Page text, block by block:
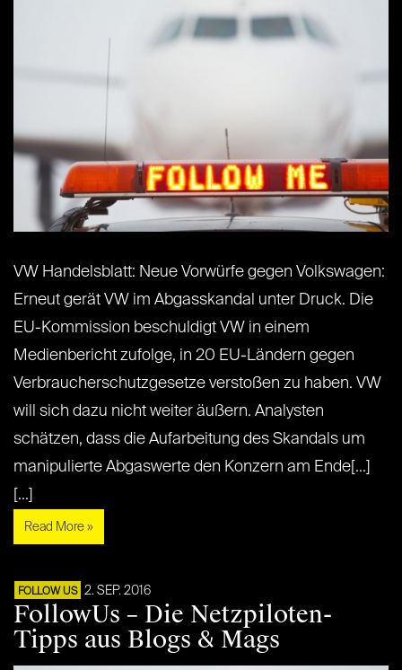
VW Handelsblatt: Neue Vorwürfe gegen Volkswagen:
Erneut gerät VW im Abgasskandal unter Druck. Die
EU-Kommission beschuldigt VW in einem
Medienbericht zufolge, in 20 EU-Ländern gegen
Verbraucherschutzgesetze verstoßen zu haben. VW
will sich dazu nicht weiter äußern. Analysten
schätzen, dass die Aufarbeitung des Skandals um
manipulierte Abgaswerte den Konzern am Ende[...]
[...]
Read More »
FOLLOW US 2. SEP. 2016
FollowUs – Die Netzpiloten-
Tipps aus Blogs & Mags